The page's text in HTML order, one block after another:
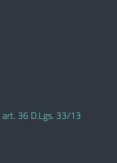
36 D.Lgs. 33/13